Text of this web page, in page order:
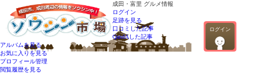
成田・富里 グルメ情報
ログイン
ログイン
足跡を見る
口コミした記事
QandAした記事
アルバムを見る
お気に入りを見る
プロフィール管理
閲覧履歴を見る